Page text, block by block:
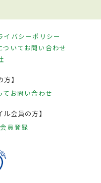
イバシーポリシー
ついてお問い合わせ
方】
て お問い合わせ
ル会員の方】
会員登録